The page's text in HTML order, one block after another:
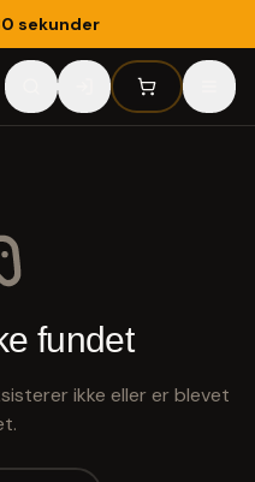
sekunder
fundet
ikke eller er blevet